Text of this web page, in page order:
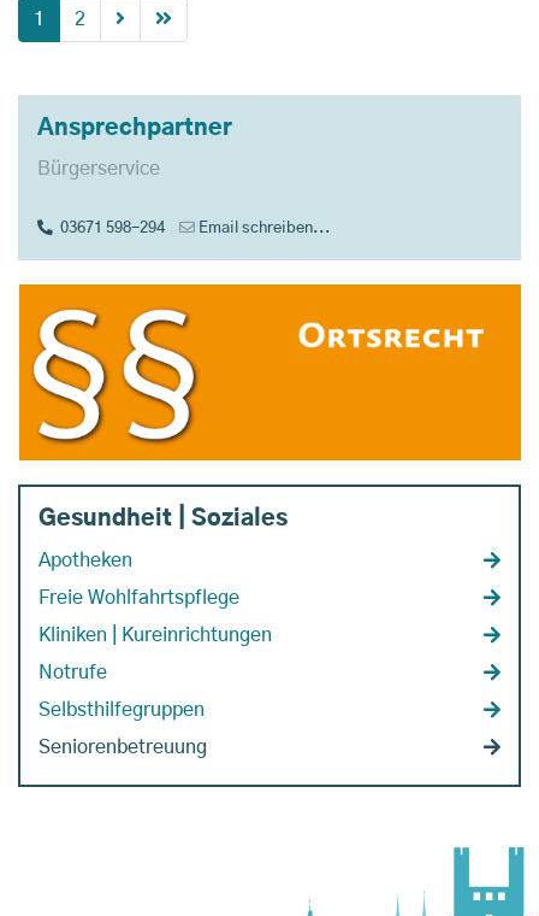
1
2
Ansprechpartner
Bürgerservice
03671 598-294 Email schreiben...
Gesundheit | Soziales
Apotheken
Freie Wohlfahrtspflege
Kliniken | Kureinrichtungen
Notrufe
Selbsthilfegruppen
Seniorenbetreuung